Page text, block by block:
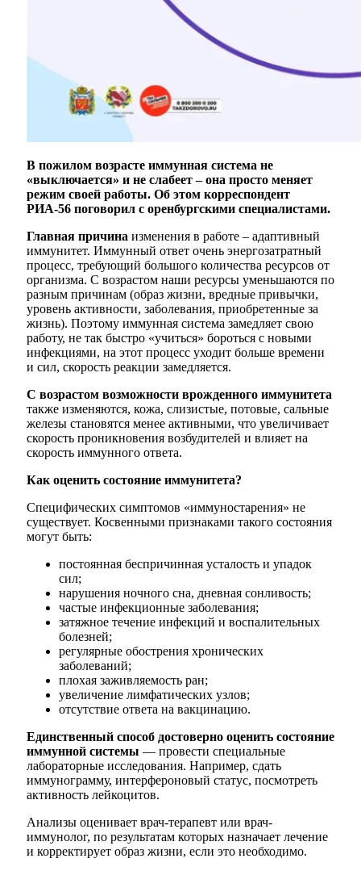
В пожилом возрасте иммунная система не
«выключается» и не слабеет – она просто меняет
режим своей работы. Об этом корреспондент
РИА-56 поговорил с оренбургскими специалистами.
Главная причина изменения в работе – адаптивный
иммунитет. Иммунный ответ очень энергозатратный
процесс, требующий большого количества ресурсов от
организма. С возрастом наши ресурсы уменьшаются по
разным причинам (образ жизни, вредные привычки,
уровень активности, заболевания, приобретенные за
жизнь). Поэтому иммунная система замедляет свою
работу, не так быстро «учиться» бороться с новыми
инфекциями, на этот процесс уходит больше времени
и сил, скорость реакции замедляется.
С возрастом возможности врожденного иммунитета
также изменяются, кожа, слизистые, потовые, сальные
железы становятся менее активными, что увеличивает
скорость проникновения возбудителей и влияет на
скорость иммунного ответа.
Как оценить состояние иммунитета?
Специфических симптомов «иммуностарения» не
существует. Косвенными признаками такого состояния
могут быть:
постоянная беспричинная усталость и упадок
сил;
нарушения ночного сна, дневная сонливость;
частые инфекционные заболевания;
затяжное течение инфекций и воспалительных
болезней;
регулярные обострения хронических
заболеваний;
плохая заживляемость ран;
увеличение лимфатических узлов;
отсутствие ответа на вакцинацию.
Единственный способ достоверно оценить состояние
иммунной системы — провести специальные
лабораторные исследования. Например, сдать
иммунограмму, интерфероновый статус, посмотреть
активность лейкоцитов.
Анализы оценивает врач-терапевт или врач-
иммунолог, по результатам которых назначает лечение
и корректирует образ жизни, если это необходимо.